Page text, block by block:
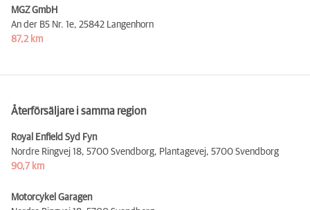
MGZ GmbH
An der B5 Nr. 1e, 25842 Langenhorn
87,2 km
Återförsäljare i samma region
Royal Enfield Syd Fyn
Nordre Ringvej 18, 5700 Svendborg, Plantagevej, 5700 Svendborg
90,7 km
Motorcykel Garagen